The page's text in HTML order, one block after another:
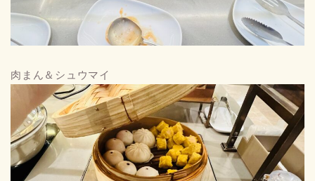
肉まん＆シュウマイ